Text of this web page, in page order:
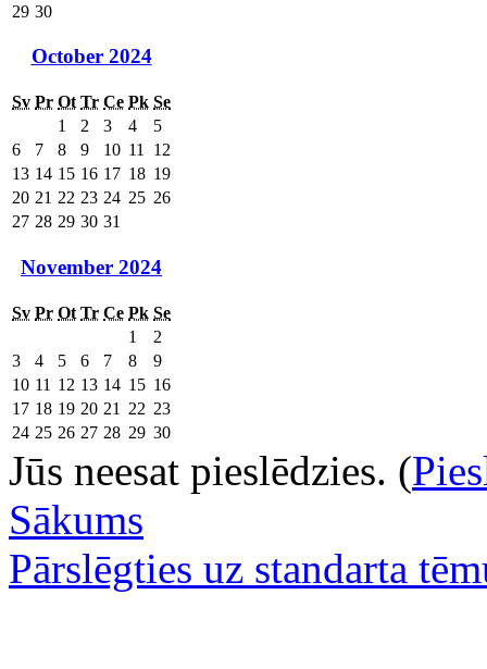
29 30
October 2024
Sv Pr Ot Tr Ce Pk Se
1
2 3 4
5
6
7 8 9 10 11
12
13 14 15 16 17 18 19
20 21 22 23 24 25 26
27 28 29 30 31
November 2024
Sv Pr Ot Tr Ce Pk Se
1
2
3
4 5 6 7 8
9
10 11 12 13 14 15 16
17 18 19 20 21 22 23
24 25 26 27 28 29 30
Jūs neesat pieslēdzies. (
Sākums
Pārslēgties uz standarta